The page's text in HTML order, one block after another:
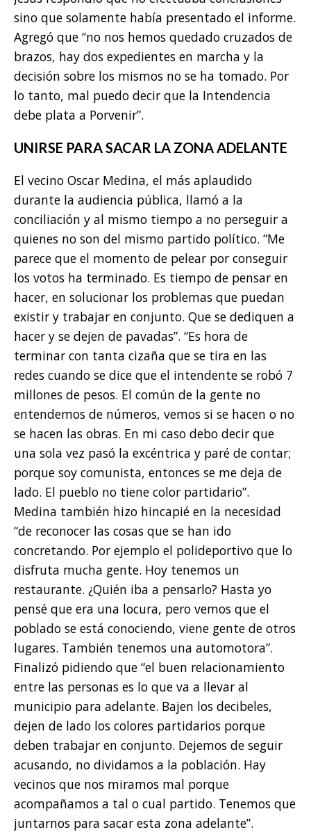
sino que solamente había presentado el informe.
Agregó que “no nos hemos quedado cruzados de
brazos, hay dos expedientes en marcha y la
decisión sobre los mismos no se ha tomado. Por
lo tanto, mal puedo decir que la Intendencia
debe plata a Porvenir”.
UNIRSE PARA SACAR LA ZONA ADELANTE
El vecino Oscar Medina, el más aplaudido
durante la audiencia pública, llamó a la
conciliación y al mismo tiempo a no perseguir a
quienes no son del mismo partido político. “Me
parece que el momento de pelear por conseguir
los votos ha terminado. Es tiempo de pensar en
hacer, en solucionar los problemas que puedan
existir y trabajar en conjunto. Que se dediquen a
hacer y se dejen de pavadas”. “Es hora de
terminar con tanta cizaña que se tira en las
redes cuando se dice que el intendente se robó 7
millones de pesos. El común de la gente no
entendemos de números, vemos si se hacen o no
se hacen las obras. En mi caso debo decir que
una sola vez pasó la excéntrica y paré de contar;
porque soy comunista, entonces se me deja de
lado. El pueblo no tiene color partidario”.
Medina también hizo hincapié en la necesidad
“de reconocer las cosas que se han ido
concretando. Por ejemplo el polideportivo que lo
disfruta mucha gente. Hoy tenemos un
restaurante. ¿Quién iba a pensarlo? Hasta yo
pensé que era una locura, pero vemos que el
poblado se está conociendo, viene gente de otros
lugares. También tenemos una automotora”.
Finalizó pidiendo que “el buen relacionamiento
entre las personas es lo que va a llevar al
municipio para adelante. Bajen los decibeles,
dejen de lado los colores partidarios porque
deben trabajar en conjunto. Dejemos de seguir
acusando, no dividamos a la población. Hay
vecinos que nos miramos mal porque
acompañamos a tal o cual partido. Tenemos que
juntarnos para sacar esta zona adelante”.